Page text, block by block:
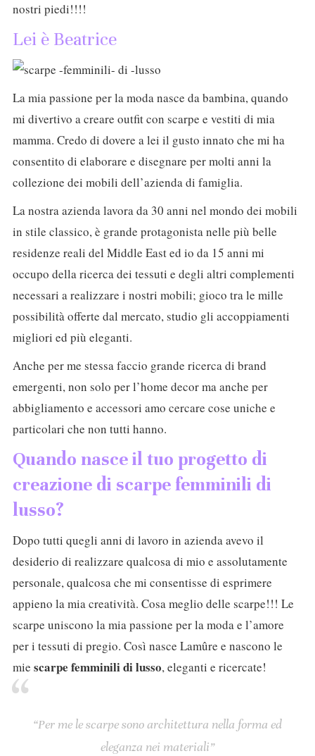
nostri piedi!!!!
Lei è Beatrice
La mia passione per la moda nasce da bambina, quando
mi divertivo a creare outfit con scarpe e vestiti di mia
mamma. Credo di dovere a lei il gusto innato che mi ha
consentito di elaborare e disegnare per molti anni la
collezione dei mobili dell’azienda di famiglia.
La nostra azienda lavora da 30 anni nel mondo dei mobili
in stile classico, è grande protagonista nelle più belle
residenze reali del Middle East ed io da 15 anni mi
occupo della ricerca dei tessuti e degli altri complementi
necessari a realizzare i nostri mobili; gioco tra le mille
possibilità offerte dal mercato, studio gli accoppiamenti
migliori ed più eleganti.
Anche per me stessa faccio grande ricerca di brand
emergenti, non solo per l’home decor ma anche per
abbigliamento e accessori amo cercare cose uniche e
particolari che non tutti hanno.
Quando nasce il tuo progetto di
creazione di scarpe femminili di
lusso?
Dopo tutti quegli anni di lavoro in azienda avevo il
desiderio di realizzare qualcosa di mio e assolutamente
personale, qualcosa che mi consentisse di esprimere
appieno la mia creatività. Cosa meglio delle scarpe!!! Le
scarpe uniscono la mia passione per la moda e l’amore
per i tessuti di pregio. Così nasce Lamûre e nascono le
mie scarpe femminili di lusso, eleganti e ricercate!
“Per me le scarpe sono architettura nella forma ed
eleganza nei materiali”